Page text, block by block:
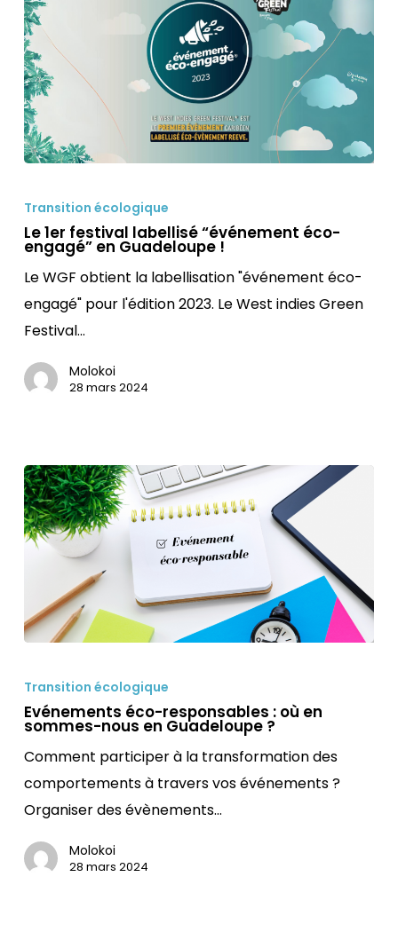
1er
festival
labellisé
“événement
éco-
engagé”
en
Guadeloupe
Transition écologique
Le 1er festival labellisé “événement éco-
engagé” en Guadeloupe !
Le WGF obtient la labellisation "événement éco-
engagé" pour l'édition 2023. Le West indies Green
Festival…
Molokoi
28 mars 2024
éco-
responsables
:
où
en
sommes-
nous
en
Transition écologique
Evénements éco-responsables : où en
sommes-nous en Guadeloupe ?
Comment participer à la transformation des
comportements à travers vos événements ?
Organiser des évènements…
Molokoi
28 mars 2024